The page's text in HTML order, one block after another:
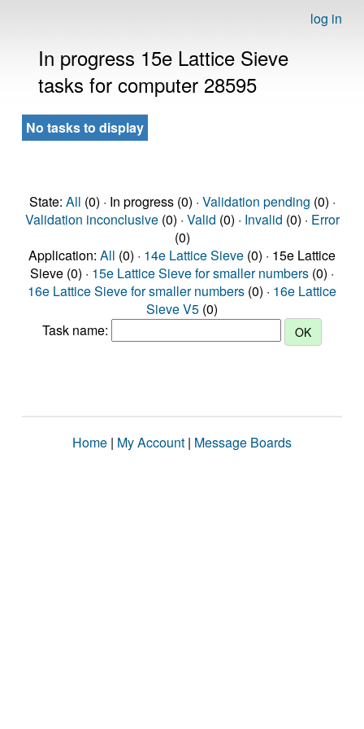
log in
In progress 15e Lattice Sieve
tasks for computer 28595
No tasks to display
State: All (0) · In progress (0) · Validation pending (0) ·
Validation inconclusive(0) · Valid (0) · Invalid (0) · Error
(0)
Application: All (0) · 14e Lattice Sieve (0) · 15e Lattice
Sieve (0) · 15e Lattice Sieve for smaller numbers (0) ·
16e Lattice Sieve for smaller numbers (0) · 16e Lattice
Sieve V5 (0)
Task name:
Home | My Account | Message Boards